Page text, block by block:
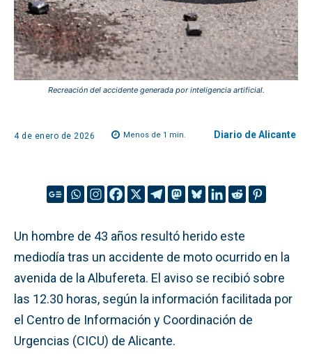
Recreación del accidente generada por inteligencia artificial.
4 de enero de 2026 Menos de 1 min. Diario de Alicante
Un hombre de 43 años resultó herido este
mediodía tras un accidente de moto ocurrido en la
avenida de la Albufereta. El aviso se recibió sobre
las 12.30 horas, según la información facilitada por
el Centro de Información y Coordinación de
Urgencias (CICU) de Alicante.